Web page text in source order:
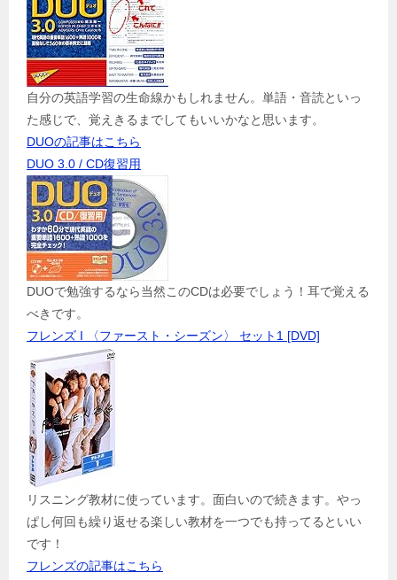
自分の英語学習の生命線かもしれません。単語・音読といっ
た感じで、覚えきるまでしてもいいかなと思います。
DUOの記事はこちら
DUO 3.0 / CD復習用
DUOで勉強するなら当然このCDは必要でしょう！耳で覚える
べきです。
フレンズ I 〈ファースト・シーズン〉 セット1 [DVD]
リスニング教材に使っています。面白いので続きます。やっ
ぱし何回も繰り返せる楽しい教材を一つでも持ってるといい
です！
フレンズの記事はこちら